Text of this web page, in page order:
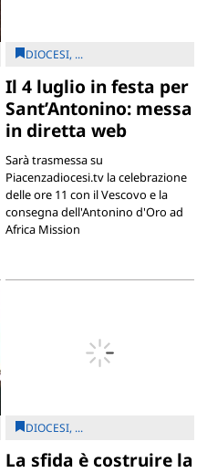
DIOCESI, ...
Il 4 luglio in festa per
Sant’Antonino: messa
in diretta web
Sarà trasmessa su
Piacenzadiocesi.tv la celebrazione
delle ore 11 con il Vescovo e la
consegna dell'Antonino d'Oro ad
Africa Mission
DIOCESI, ...
La sfida è costruire la